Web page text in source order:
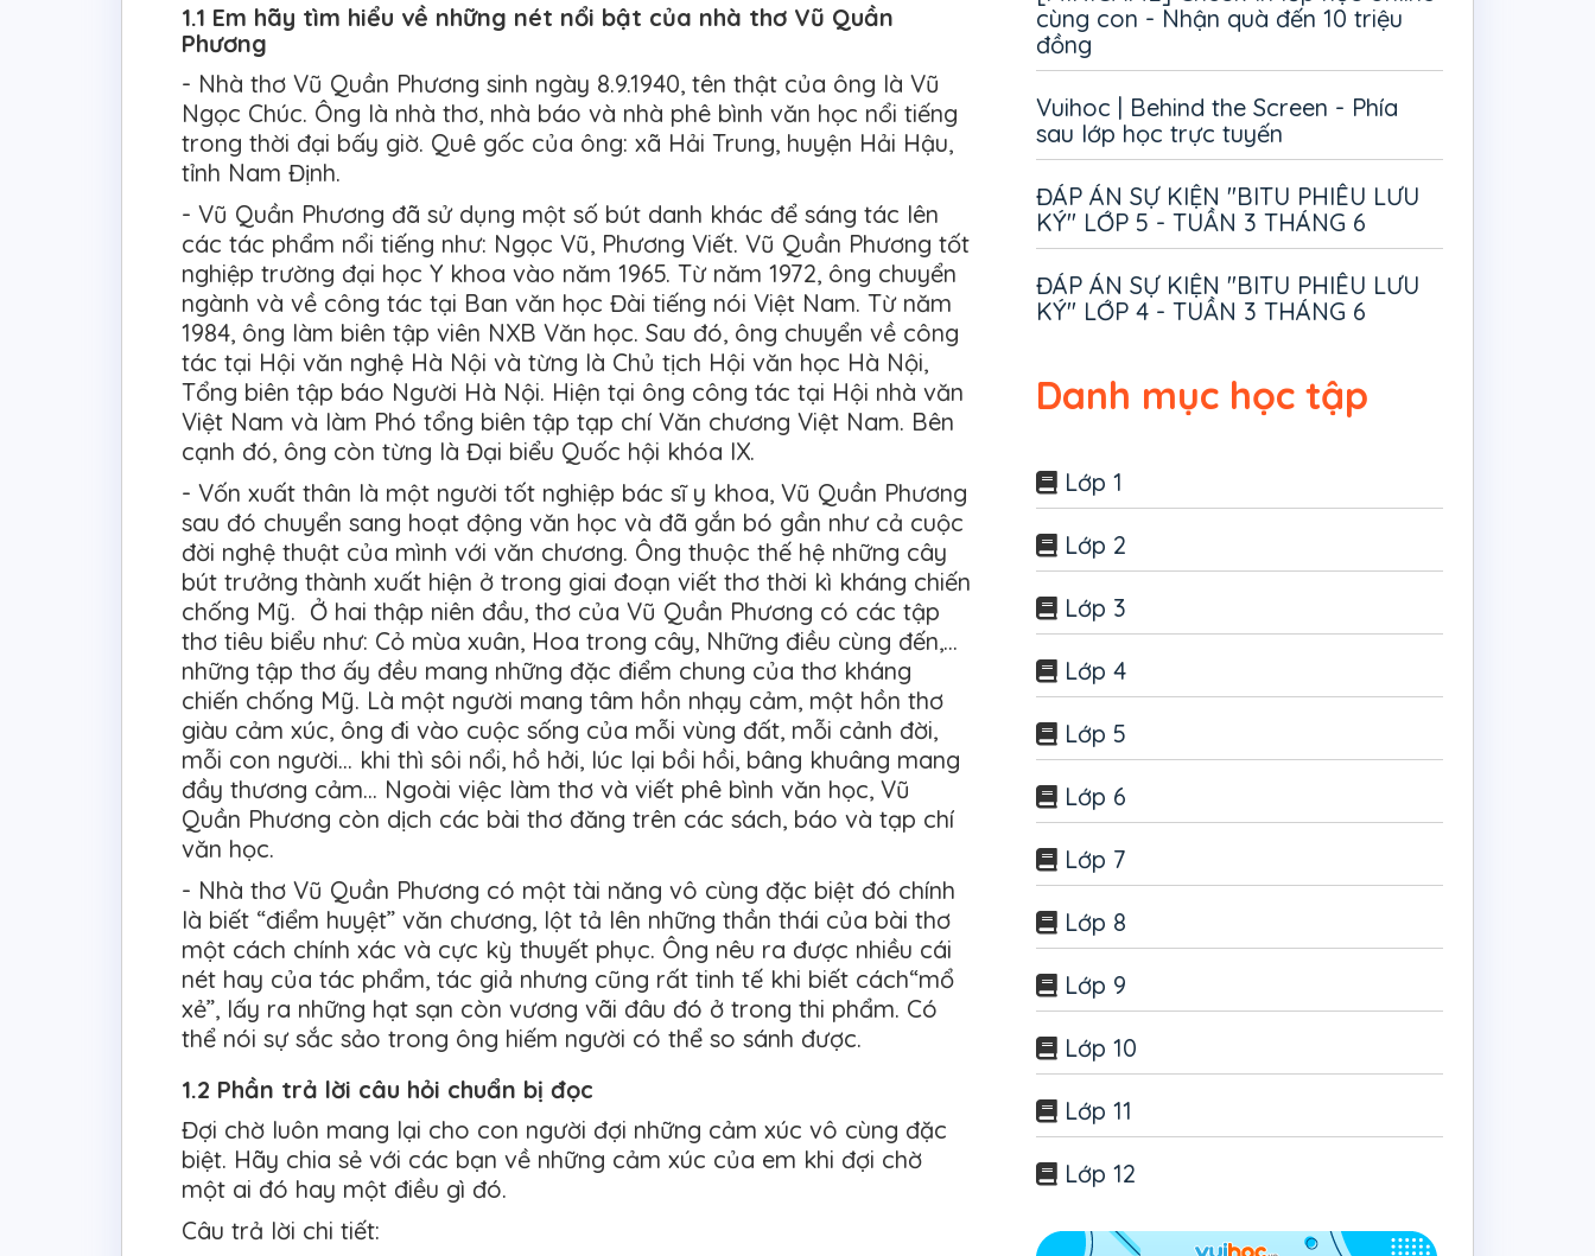
1.1 Em hãy tìm hiểu về những nét nổi bật của nhà thơ Vũ Quần
Phương
- Nhà thơ Vũ Quần Phương sinh ngày 8.9.1940, tên thật của ông là Vũ
Ngọc Chúc. Ông là nhà thơ, nhà báo và nhà phê bình văn học nổi tiếng
trong thời đại bấy giờ. Quê gốc của ông: xã Hải Trung, huyện Hải Hậu,
tỉnh Nam Định.
- Vũ Quần Phương đã sử dụng một số bút danh khác để sáng tác lên
các tác phẩm nổi tiếng như: Ngọc Vũ, Phương Viết. Vũ Quần Phương tốt
nghiệp trường đại học Y khoa vào năm 1965. Từ năm 1972, ông chuyển
ngành và về công tác tại Ban văn học Đài tiếng nói Việt Nam. Từ năm
1984, ông làm biên tập viên NXB Văn học. Sau đó, ông chuyển về công
tác tại Hội văn nghệ Hà Nội và từng là Chủ tịch Hội văn học Hà Nội,
Tổng biên tập báo Người Hà Nội. Hiện tại ông công tác tại Hội nhà văn
Việt Nam và làm Phó tổng biên tập tạp chí Văn chương Việt Nam. Bên
cạnh đó, ông còn từng là Đại biểu Quốc hội khóa IX.
- Vốn xuất thân là một người tốt nghiệp bác sĩ y khoa, Vũ Quần Phương
sau đó chuyển sang hoạt động văn học và đã gắn bó gần như cả cuộc
đời nghệ thuật của mình với văn chương. Ông thuộc thế hệ những cây
bút trưởng thành xuất hiện ở trong giai đoạn viết thơ thời kì kháng chiến
chống Mỹ. Ở hai thập niên đầu, thơ của Vũ Quần Phương có các tập
thơ tiêu biểu như: Cỏ mùa xuân, Hoa trong cây, Những điều cùng đến,…
những tập thơ ấy đều mang những đặc điểm chung của thơ kháng
chiến chống Mỹ. Là một người mang tâm hồn nhạy cảm, một hồn thơ
giàu cảm xúc, ông đi vào cuộc sống của mỗi vùng đất, mỗi cảnh đời,
mỗi con người… khi thì sôi nổi, hồ hởi, lúc lại bồi hồi, bâng khuâng mang
đầy thương cảm… Ngoài việc làm thơ và viết phê bình văn học, Vũ
Quần Phương còn dịch các bài thơ đăng trên các sách, báo và tạp chí
văn học.
- Nhà thơ Vũ Quần Phương có một tài năng vô cùng đặc biệt đó chính
là biết “điểm huyệt” văn chương, lột tả lên những thần thái của bài thơ
một cách chính xác và cực kỳ thuyết phục. Ông nêu ra được nhiều cái
nét hay của tác phẩm, tác giả nhưng cũng rất tinh tế khi biết cách“mổ
xẻ”, lấy ra những hạt sạn còn vương vãi đâu đó ở trong thi phẩm. Có
thể nói sự sắc sảo trong ông hiếm người có thể so sánh được.
1.2 Phần trả lời câu hỏi chuẩn bị đọc
Đợi chờ luôn mang lại cho con người đợi những cảm xúc vô cùng đặc
biệt. Hãy chia sẻ với các bạn về những cảm xúc của em khi đợi chờ
một ai đó hay một điều gì đó.
Câu trả lời chi tiết:
cùng con - Nhận quà đến 10 triệu
đồng
Vuihoc | Behind the Screen - Phía
sau lớp học trực tuyến
ĐÁP ÁN SỰ KIỆN "BITU PHIÊU LƯU
KÝ" LỚP 5 - TUẦN 3 THÁNG 6
ĐÁP ÁN SỰ KIỆN "BITU PHIÊU LƯU
KÝ" LỚP 4 - TUẦN 3 THÁNG 6
Danh mục học tập
Lớp 1
Lớp 2
Lớp 3
Lớp 4
Lớp 5
Lớp 6
Lớp 7
Lớp 8
Lớp 9
Lớp 10
Lớp 11
Lớp 12